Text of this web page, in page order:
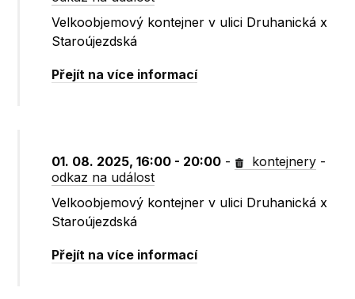
Velkoobjemový kontejner v ulici Druhanická x
Staroújezdská
Přejít na více informací
01. 08. 2025, 16:00 - 20:00 - kontejnery -
odkaz na událost
Velkoobjemový kontejner v ulici Druhanická x
Staroújezdská
Přejít na více informací